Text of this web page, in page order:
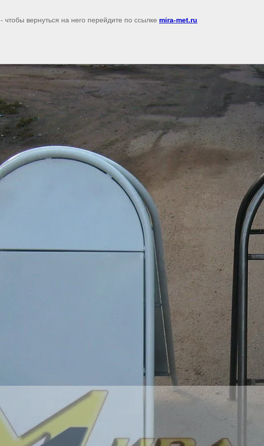
- чтобы вернуться на него перейдите по ссылке mira-met.ru